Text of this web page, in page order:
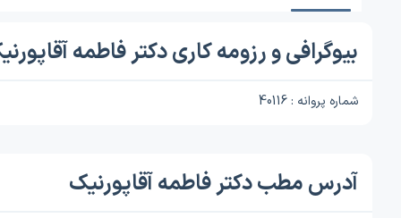
بیوگرافی و رزومه کاری دکتر فاطمه
شماره پروانه : 40116
آدرس مطب دکتر فاطمه آقاپورنیک